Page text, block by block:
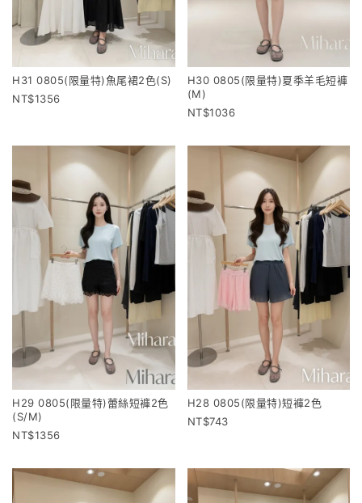
H31 0805(限量特)魚尾裙2色(S)
1356
H30 0805(限量特)夏季羊毛短褲
(M)
1036
H29 0805(限量特)蕾絲短褲2色
(S/M)
1356
H28 0805(限量特)短褲2色
743